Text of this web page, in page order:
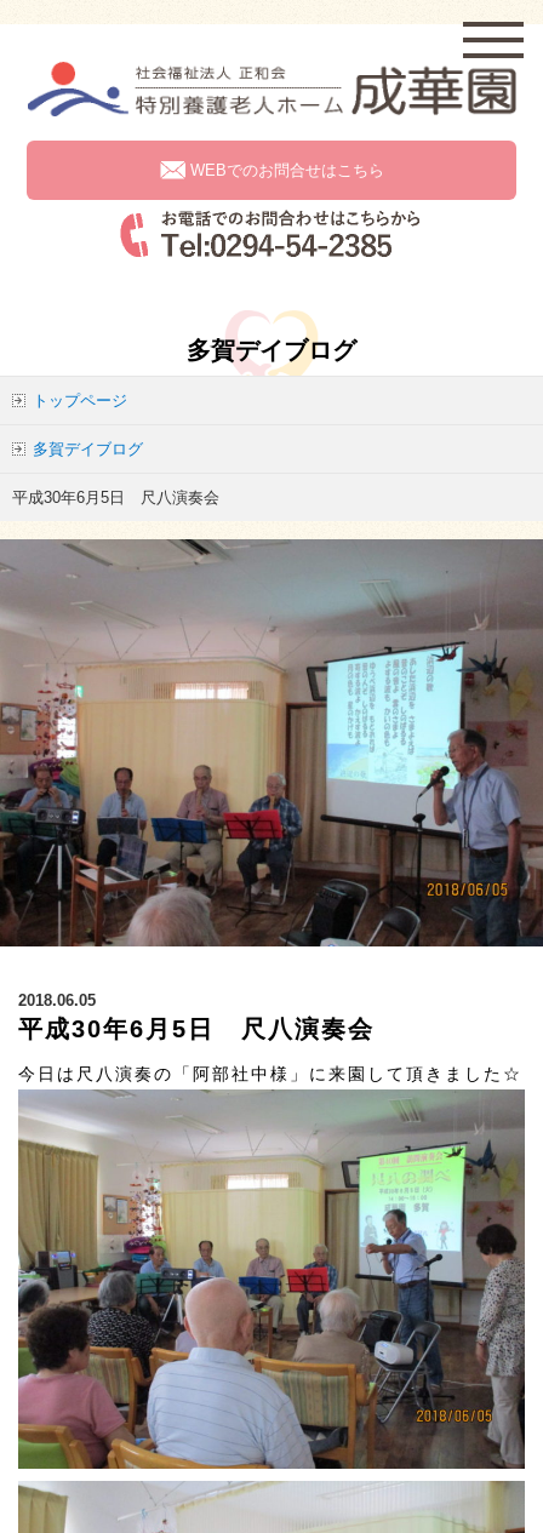
WEBでのお問合せはこちら
多賀デイブログ
トップページ
多賀デイブログ
平成30年6月5日 尺八演奏会
2018.06.05
平成30年6月5日 尺八演奏会
今日は尺八演奏の「阿部社中様」に来園して頂きました☆